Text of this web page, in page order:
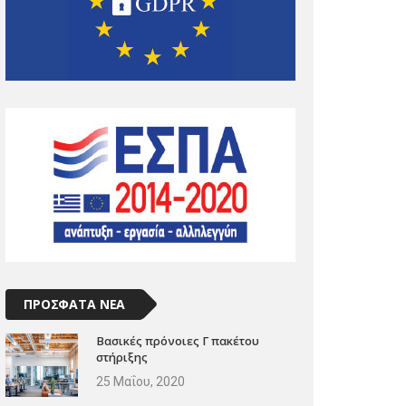
ΠΡΟΣΦΑΤΑ ΝΕΑ
Βασικές πρόνοιες Γ πακέτου
στήριξης
25 Μαΐου, 2020